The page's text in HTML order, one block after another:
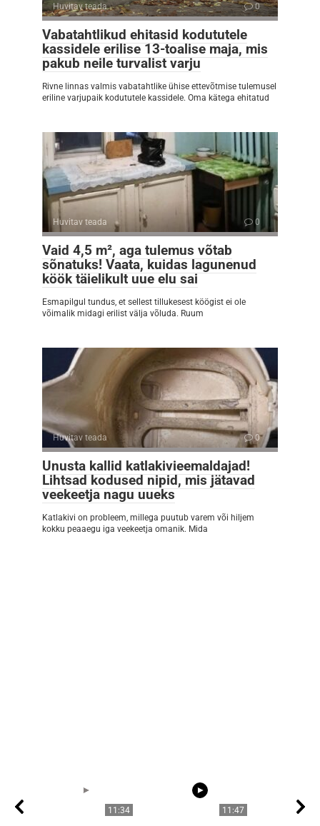
Huvitav teada 0
Vabatahtlikud ehitasid kodututele
kassidele erilise 13-toalise maja, mis
pakub neile turvalist varju
Rivne linnas valmis vabatahtlike ühise ettevõtmise tulemusel
eriline varjupaik kodututele kassidele. Oma kätega ehitatud
Huvitav teada 0
Vaid 4,5 m², aga tulemus võtab
sõnatuks! Vaata, kuidas lagunenud
köök täielikult uue elu sai
Esmapilgul tundus, et sellest tillukesest köögist ei ole
võimalik midagi erilist välja võluda. Ruum
Huvitav teada 0
Unusta kallid katlakivieemaldajad!
Lihtsad kodused nipid, mis jätavad
veekeetja nagu uueks
Katlakivi on probleem, millega puutub varem või hiljem
kokku peaaegu iga veekeetja omanik. Mida
11:34 11:47